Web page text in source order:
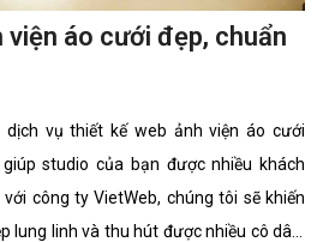
viện áo cưới đẹp, chuẩn
vụ thiết kế web ảnh viện áo cưới
studio của bạn được nhiều khách
công ty VietWeb, chúng tôi sẽ khiến
lung linh và thu hút được nhiều cô dâu,